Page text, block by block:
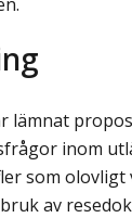
lämnat
inom
som olovligt
av